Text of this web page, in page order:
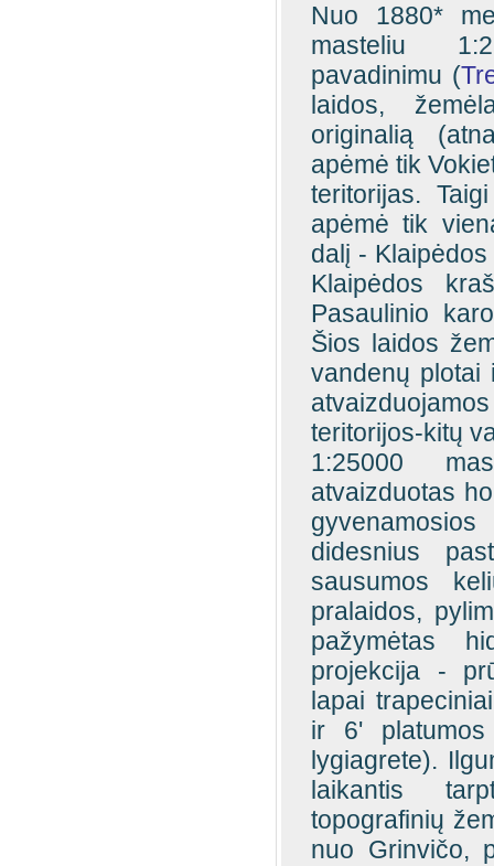
Nuo 1880*
masteliu
pavadinimu (
laidos,
originalią
apėmė tik
teritorijas.
apėmė tik
dalį -
Klaipėdos
Pasaulinio
Šios laidos
vandenų plotai
teritorijos-kitų
1:25000
atvaizduotas
didesnius
sausumos
pralaidos,
pažymėtas
projekcija -
lapai
ir 6'
lygiagrete).
laikantis
topografinių
nuo Grinvičo,